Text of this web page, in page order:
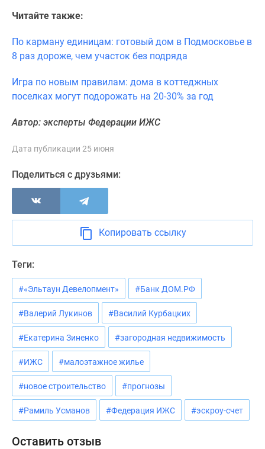
поселки
водоема
Коттеджные
ипотеку
центры
Скидки
Читайте также:
По карману единицам: готовый дом в Подмосковье в
8 раз дороже, чем участок без подряда
Игра по новым правилам: дома в коттеджных
поселках могут подорожать на 20-30% за год
Автор: эксперты Федерации ИЖС
Дата публикации 25 июня
Поделиться с друзьями:
Копировать ссылку
Теги:
#«Эльтаун Девелопмент» #Банк ДОМ.РФ
#Валерий Лукинов #Василий Курбацких
#Екатерина Зиненко #загородная недвижимость
#ИЖС #малоэтажное жилье
#новое строительство #прогнозы
#Рамиль Усманов #Федерация ИЖС #эскроу-счет
Оставить отзыв